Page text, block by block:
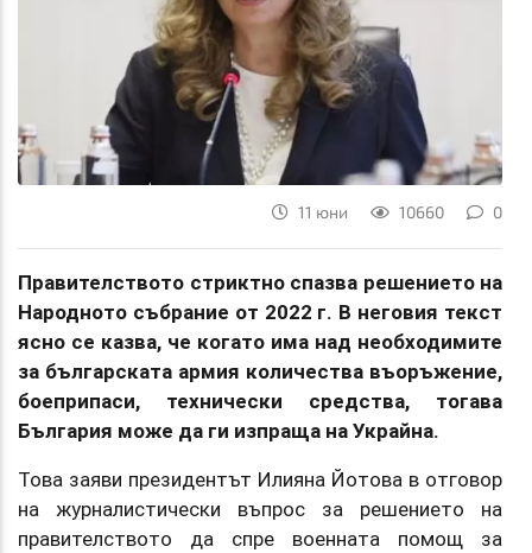
11 юни 10660 0
Правителството стриктно спазва решението на
Народното събрание от 2022 г. В неговия текст
ясно се казва, че когато има над необходимите
за българската армия количества въоръжение,
боеприпаси, технически средства, тогава
България може да ги изпраща на Украйна.
Това заяви президентът Илияна Йотова в отговор
на журналистически въпрос за решението на
правителството да спре военната помощ за